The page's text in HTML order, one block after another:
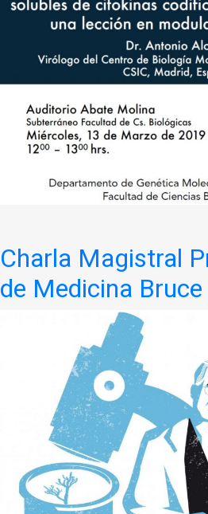
Charla Magistral
de Medicina